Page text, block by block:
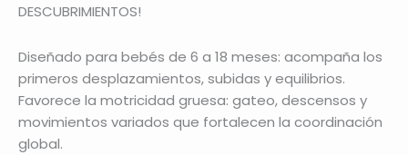
DESCUBRIMIENTOS!
Diseñado para bebés de 6 a 18 meses: acompaña los
primeros desplazamientos, subidas y equilibrios.
Favorece la motricidad gruesa: gateo, descensos y
movimientos variados que fortalecen la coordinación
global.